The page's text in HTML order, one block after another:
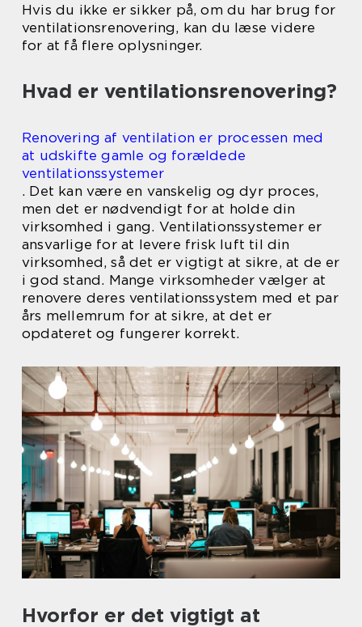
Hvis du ikke er sikker på, om du har brug for
ventilationsrenovering, kan du læse videre
for at få flere oplysninger.
Hvad er ventilationsrenovering?
Renovering af ventilation er processen med
at udskifte gamle og forældede
ventilationssystemer
. Det kan være en vanskelig og dyr proces,
men det er nødvendigt for at holde din
virksomhed i gang. Ventilationssystemer er
ansvarlige for at levere frisk luft til din
virksomhed, så det er vigtigt at sikre, at de er
i god stand. Mange virksomheder vælger at
renovere deres ventilationssystem med et par
års mellemrum for at sikre, at det er
opdateret og fungerer korrekt.
Hvorfor er det vigtigt at